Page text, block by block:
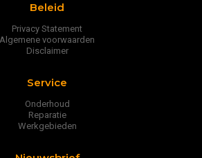
Beleid
Privacy Statement
Algemene voorwaarden
Disclaimer
Service
Onderhoud
Reparatie
Werkgebieden